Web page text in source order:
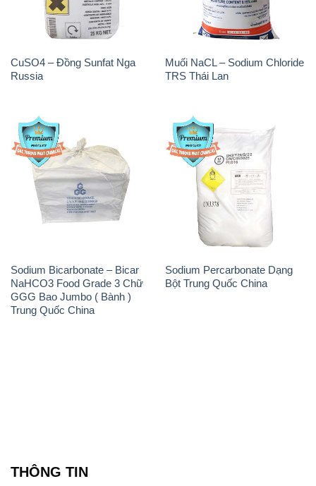
Sodium Bicarbonate – Bicar
NaHCO3 Food Grade 3 Chữ
GGG Bao Jumbo ( Bành )
Trung Quốc China
Sodium Percarbonate Dạng
Bột Trung Quốc China
Chính sách và quy định chung